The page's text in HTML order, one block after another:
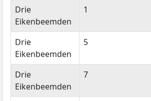
Straatnaam
Huisnummer
Drie
Eikenbeemden
1
Drie
Eikenbeemden
5
Drie
Eikenbeemden
7